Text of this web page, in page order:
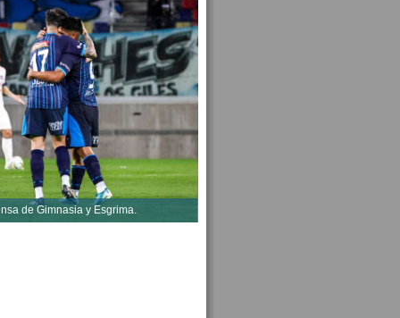
de Gimnasia y Esgrima.